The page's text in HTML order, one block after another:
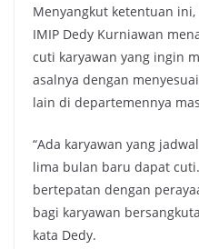
Menyangkut ketentuan ini,
IMIP Dedy Kurniawan
cuti karyawan yang ingin
asalnya dengan
lain di departemennya
“Ada karyawan yang
lima bulan baru dapat
bertepatan dengan
bagi karyawan
kata Dedy.